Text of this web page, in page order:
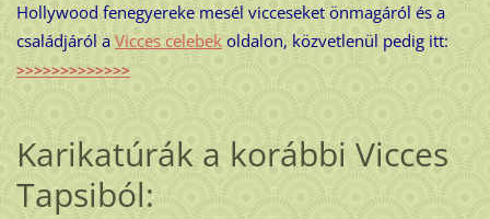
Hollywood fenegyereke mesél vicceseket önmagáról és a
családjáról a Vicces celebek oldalon, közvetlenül pedig itt:
>>>>>>>>>>>>>
Karikatúrák a korábbi Vicces
Tapsiból: